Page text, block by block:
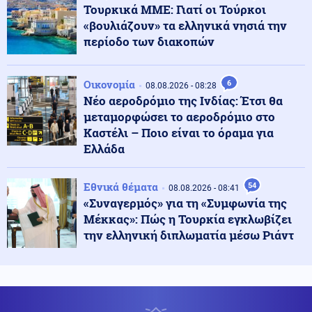
αποτελεσματικότητα της κυβερνητικής πολιτικής
πρόληψης
Ελληνοτουρκικά
ΕΚΤΑΚΤΟ!! «Πληροφορία βόμβα»: «Η Τουρκία θα
αναπτύξει μια μοίρα μαχητικών αεροσκαφών στη
Σαουδική Αραβία»
Κόσμος 08.08.2026 - 20:55
"Θετικές οι συνομιλίες με το Ιράν", δήλωσε το Ομάν
08.08.2026 - 20:51
Παραδοχή από τον πρώην Ουκρανό αρχιστράτηγο: «Η
Ρωσία θα διέλυε την Ευρώπη σε πόλεμο επί του
πεδίου»
Τουρκικά ΜΜΕ: Γιατί οι Τούρκοι
«βουλιάζουν» τα ελληνικά νησιά την
περίοδο των διακοπών
Οικονομία 08.08.2026 - 08:28 6
Νέο αεροδρόμιο της Ινδίας: Έτσι θα
μεταμορφώσει το αεροδρόμιο στο
Καστέλι – Ποιο είναι το όραμα για
Ελλάδα
Εθνικά θέματα 08.08.2026 - 08:41 54
«Συναγερμός» για τη «Συμφωνία της
Μέκκας»: Πώς η Τουρκία εγκλωβίζει
την ελληνική διπλωματία μέσω Ριάντ